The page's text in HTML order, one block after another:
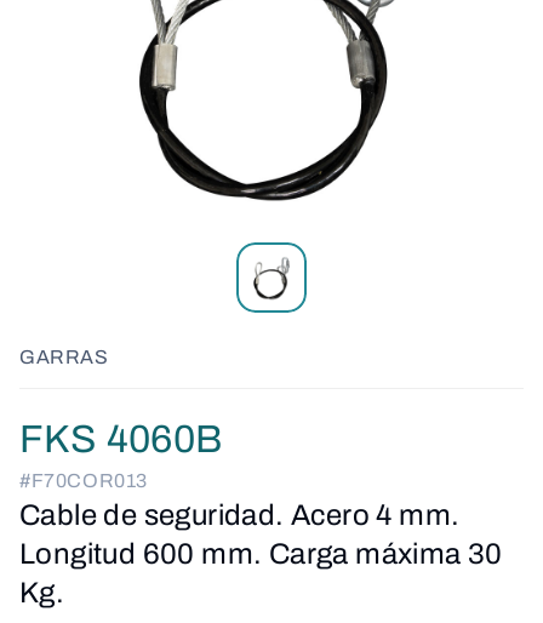
GARRAS
FKS 4060B
#F70COR013
Cable de seguridad. Acero 4 mm.
Longitud 600 mm. Carga máxima 30
Kg.